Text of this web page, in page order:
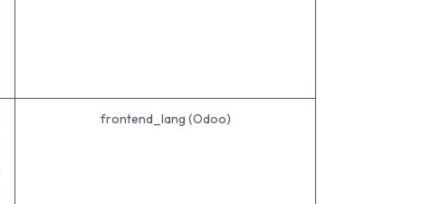
frontend_lang (Odoo)